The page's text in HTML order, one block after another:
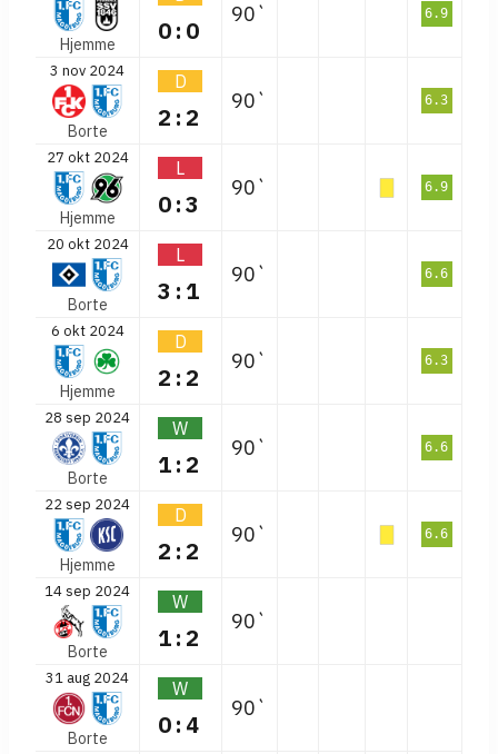
Hjemme 0:0
90` 6.9
3 nov 2024
Borte
D
2:2
90` 6.3
27 okt 2024
Hjemme
L
0:3
90` 6.9
20 okt 2024
Borte
L
3:1
90` 6.6
6 okt 2024
Hjemme
D
2:2
90` 6.3
28 sep 2024
Borte
W
1:2
90` 6.6
22 sep 2024
Hjemme
D
2:2
90` 6.6
14 sep 2024
Borte
W
1:2
90`
31 aug 2024
Borte
W
0:4
90`